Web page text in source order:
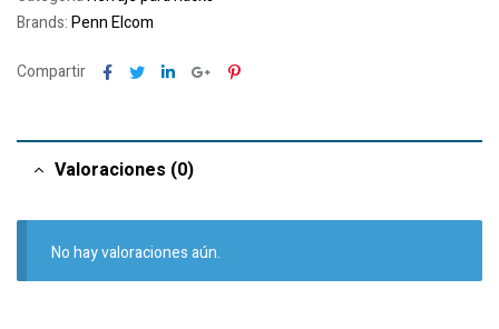
Brands:Penn Elcom
Compartir Facebook
TwitterLinkedinGoogle+Pinterest
Valoraciones (0)
No hay valoraciones aún.